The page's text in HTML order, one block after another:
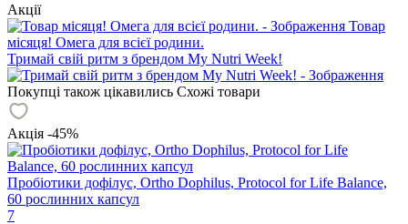
Акції
Товар
місяця! Омега для всієї родини.
Тримай свій ритм з брендом My Nutri Week!
Покупці також цікавились Схожі товари
Акція -45%
Пробіотики дофілус, Ortho Dophilus, Protocol for Life Balance,
60 рослинних капсул
7